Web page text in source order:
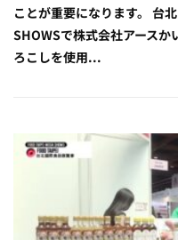
ことが重要になります。 台
SHOWSで株式会社アース
ろこしを使用...